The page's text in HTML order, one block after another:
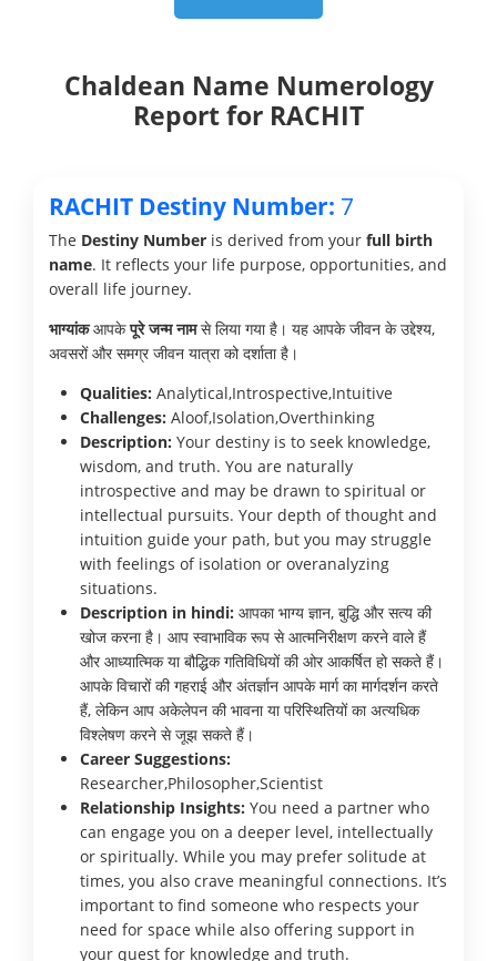
Chaldean Name Numerology
Report for RACHIT
RACHIT Destiny Number: 7
The Destiny Number is derived from your full birth
name. It reflects your life purpose, opportunities, and
overall life journey.
भाग्यांकआपकेपूरे जन्म नामसे लिया गया है। यह आपके जीवन के उद्देश्य,
अवसरों और समग्र जीवन यात्रा को दर्शाता है।
Qualities: Analytical,Introspective,Intuitive
Challenges: Aloof,Isolation,Overthinking
Description: Your destiny is to seek knowledge,
wisdom, and truth. You are naturally
introspective and may be drawn to spiritual or
intellectual pursuits. Your depth of thought and
intuition guide your path, but you may struggle
with feelings of isolation or overanalyzing
situations.
Description in hindi: आपका भाग्य ज्ञान, बुद्धि और सत्य की
खोज करना है। आप स्वाभाविक रूप से आत्मनिरीक्षण करने वाले हैं
और आध्यात्मिक या बौद्धिक गतिविधियों की ओर आकर्षित हो सकते हैं।
आपके विचारों की गहराई और अंतर्ज्ञान आपके मार्ग का मार्गदर्शन करते
हैं, लेकिन आप अकेलेपन की भावना या परिस्थितियों का अत्यधिक
विश्लेषण करने से जूझ सकते हैं।
Career Suggestions:
Researcher,Philosopher,Scientist
Relationship Insights: You need a partner who
can engage you on a deeper level, intellectually
or spiritually. While you may prefer solitude at
times, you also crave meaningful connections. It’s
important to find someone who respects your
need for space while also offering support in
your quest for knowledge and truth.